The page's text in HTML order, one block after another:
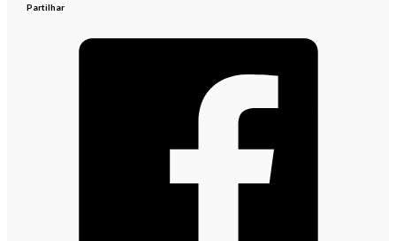
Partilhar